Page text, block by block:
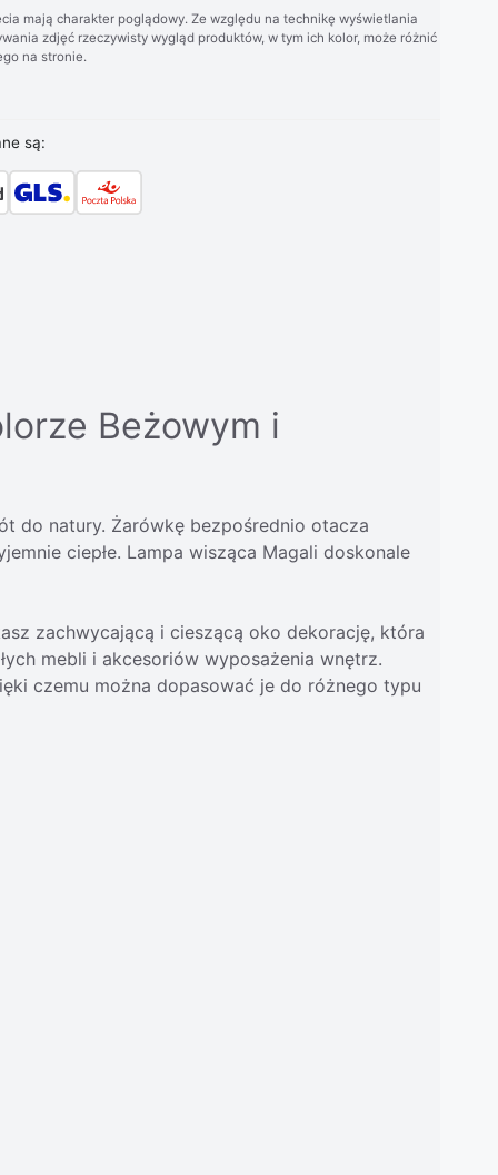
mają charakter poglądowy. Ze względu na technikę wyświetlania
zdjęć rzeczywisty wygląd produktów, w tym ich kolor, może różnić
na stronie.
są:
Beżowym i
do natury. Żarówkę bezpośrednio otacza
ciepłe. Lampa wisząca Magali doskonale
zachwycającą i cieszącą oko dekorację, która
mebli i akcesoriów wyposażenia wnętrz.
czemu można dopasować je do różnego typu